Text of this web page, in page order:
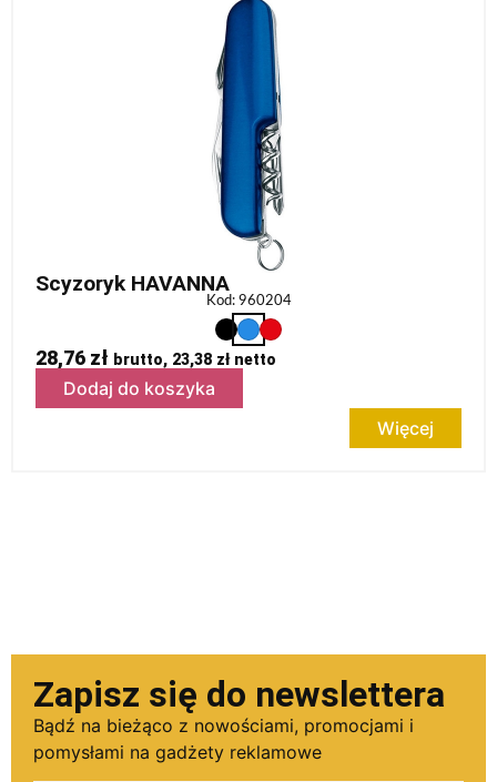
Scyzoryk HAVANNA
Kod: 960204
28,76 zł brutto, 23,38 złnetto
Dodaj do koszyka
Więcej
Zapisz się do newslettera
Bądź na bieżąco z nowościami, promocjami i
pomysłami na gadżety reklamowe